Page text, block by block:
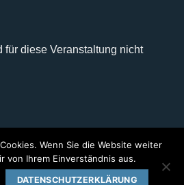
diese Veranstaltung nicht
IMPRESSUM KONTAKT
Deilinghofen- Design
Wenn Sie die Website weiter
von Ihrem Einverständnis aus.
DATENSCHUTZERKLÄRUNG